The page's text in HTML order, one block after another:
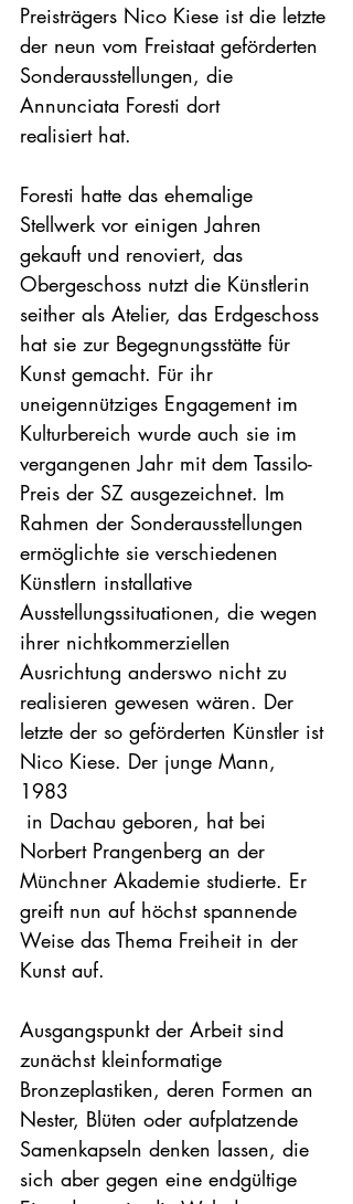
Preisträgers Nico Kiese ist die letzte
der neun vom Freistaat geförderten
Sonderausstellungen, die
Annunciata Foresti dort
realisiert hat.
Foresti hatte das ehemalige
Stellwerk vor einigen Jahren
gekauft und renoviert, das
Obergeschoss nutzt die Künstlerin
seither als Atelier, das Erdgeschoss
hat sie zur Begegnungsstätte für
Kunst gemacht. Für ihr
uneigennütziges Engagement im
Kulturbereich wurde auch sie im
vergangenen Jahr mit dem Tassilo-
Preis der SZ ausgezeichnet. Im
Rahmen der Sonderausstellungen
ermöglichte sie verschiedenen
Künstlern installative
Ausstellungssituationen, die wegen
ihrer nichtkommerziellen
Ausrichtung anderswo nicht zu
realisieren gewesen wären. Der
letzte der so geförderten Künstler ist
Nico Kiese. Der junge Mann,
1983
in Dachau geboren, hat bei
Norbert Prangenberg an der
Münchner Akademie studierte. Er
greift nun auf höchst spannende
Weise das Thema Freiheit in der
Kunst auf.
Ausgangspunkt der Arbeit sind
zunächst kleinformatige
Bronzeplastiken, deren Formen an
Nester, Blüten oder aufplatzende
Samenkapseln denken lassen, die
sich aber gegen eine endgültige